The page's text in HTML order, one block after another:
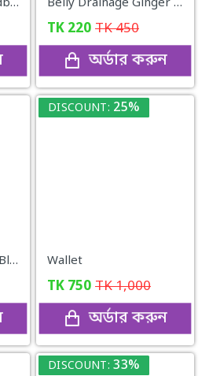
High end ladies' handbag Belly Drainage Ginger Essential Oil
TK 220 TK450
অর্ডার করুন
Portable Lunch Bag (Blue)
DISCOUNT: 25%
Wallet
TK 750 TK1,000
অর্ডার করুন
DISCOUNT: 33%